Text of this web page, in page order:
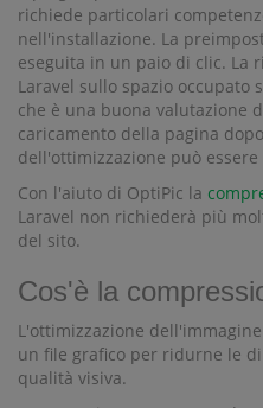
richiede particolari
nell'installazione. La
eseguita in un paio di clic. La
Laravel sullo spazio occupato
che è una buona valutazione
caricamento della pagina
dell'ottimizzazione può
Con l'aiuto di OptiPic la
Laravel non richiederà più
del sito.
Cos'è la
L'ottimizzazione
un file grafico per ridurne le
qualità visiva.